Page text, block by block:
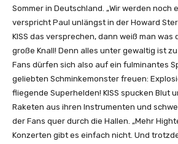
Sommer in Deutschland. „Wir werden noch
verspricht Paul unlängst in der Howard
KISS das versprechen, dann weiß man was
große Knall! Denn alles unter gewaltig ist
Fans dürfen sich also auf ein fulminantes
geliebten Schminkemonster freuen:
fliegende Superhelden! KISS spucken Blut
Raketen aus ihren Instrumenten und
der Fans quer durch die Hallen. „Mehr
Konzerten gibt es einfach nicht. Und